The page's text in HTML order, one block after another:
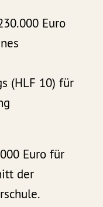
Euro
(HLF 10) für
Euro für
der